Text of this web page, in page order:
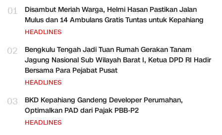
01
Disambut Meriah Warga, Helmi Hasan Pastikan Jalan
Mulus dan 14 Ambulans Gratis Tuntas untuk Kepahiang
HEADLINES
02
Bengkulu Tengah Jadi Tuan Rumah Gerakan Tanam
Jagung Nasional Sub Wilayah Barat I, Ketua DPD RI Hadir
Bersama Para Pejabat Pusat
HEADLINES
03
BKD Kepahiang Gandeng Developer Perumahan,
Optimalkan PAD dari Pajak PBB-P2
HEADLINES